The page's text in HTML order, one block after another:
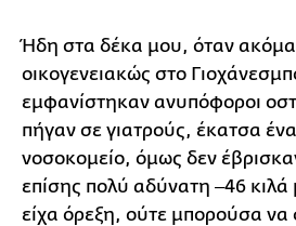
Ήδη στα δέκα μου, όταν
οικογενειακώς στο
εμφανίστηκαν ανυπόφοροι
πήγαν σε γιατρούς, έκατσα
νοσοκομείο, όμως δεν
επίσης πολύ αδύνατη ‒46
είχα όρεξη, ούτε μπορούσα να